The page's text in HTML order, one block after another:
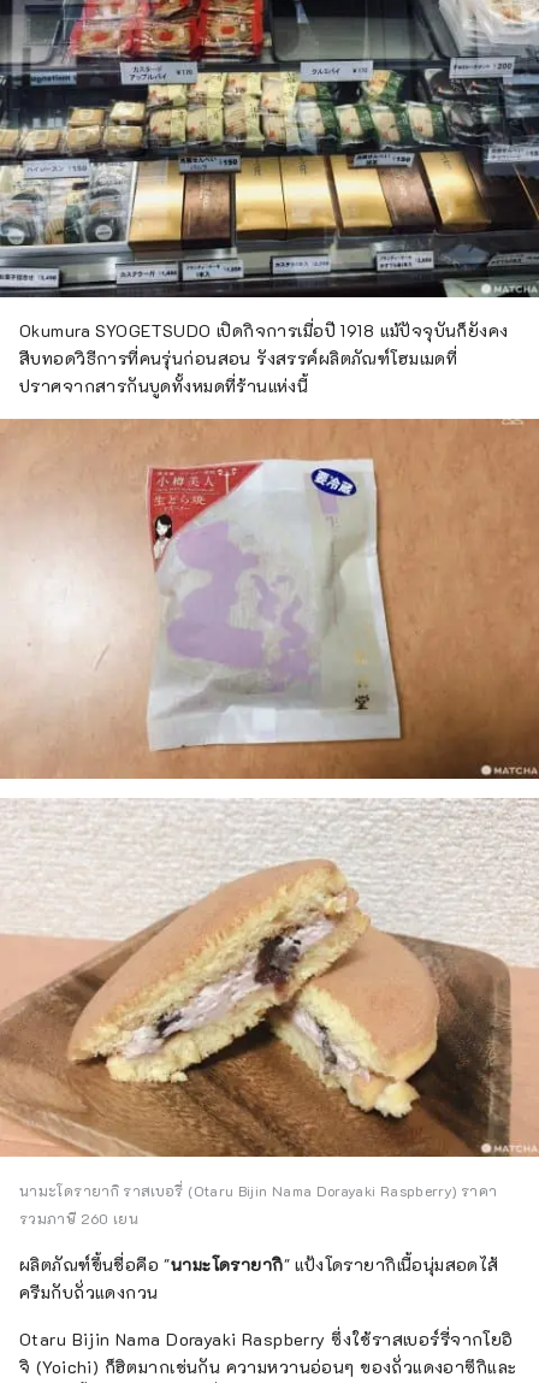
Okumura SYOGETSUDO เปิดกิจการเมื่อปี 1918 แม้ปัจจุบันก็ยังคง
สืบทอดวิธีการที่คนรุ่นก่อนสอน รังสรรค์ผลิตภัณฑ์โฮมเมดที่
ปราศจากสารกันบูดทั้งหมดที่ร้านแห่งนี้
นามะโดรายากิ ราสเบอรี่ (Otaru Bijin Nama Dorayaki Raspberry) ราคา
รวมภาษี 260 เยน
ผลิตภัณฑ์ขึ้นชื่อคือ "นามะโดรายากิ" แป้งโดรายากิเนื้อนุ่มสอดไส้
ครีมกับถั่วแดงกวน
Otaru Bijin Nama Dorayaki Raspberry ซึ่งใช้ราสเบอร์รี่จากโยอิ
จิ (Yoichi) ก็ฮิตมากเช่นกัน ความหวานอ่อนๆ ของถั่วแดงอาซึกิและ